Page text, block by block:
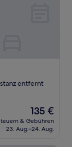
entfernt
Der
Preis
beträgt
135 €
& Gebühren
23. Aug.–24. Aug.